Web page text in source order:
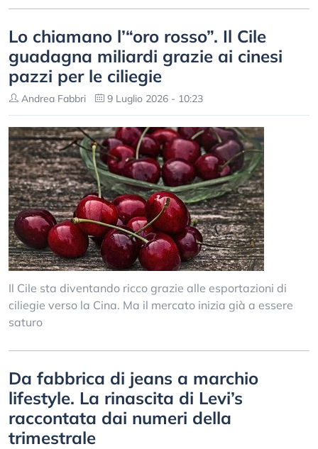
Lo chiamano l’“oro rosso”. Il Cile
guadagna miliardi grazie ai cinesi
pazzi per le ciliegie
Andrea Fabbri 9 Luglio 2026 - 10:23
Il Cile sta diventando ricco grazie alle esportazioni di
ciliegie verso la Cina. Ma il mercato inizia già a essere
saturo
Da fabbrica di jeans a marchio
lifestyle. La rinascita di Levi’s
raccontata dai numeri della
trimestrale